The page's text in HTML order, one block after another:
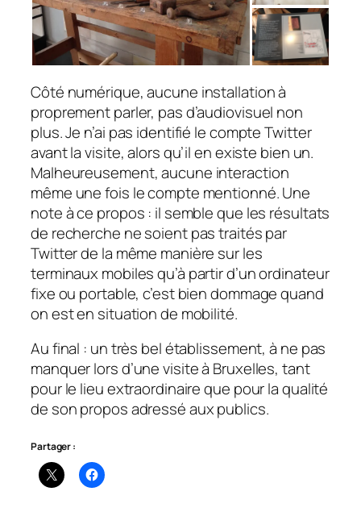
Côté numérique, aucune installation à
proprement parler, pas d’audiovisuel non
plus. Je n’ai pas identifié le compte Twitter
avant la visite, alors qu’il en existe bien un.
Malheureusement, aucune interaction
même une fois le compte mentionné. Une
note à ce propos : il semble que les résultats
de recherche ne soient pas traités par
Twitter de la même manière sur les
terminaux mobiles qu’à partir d’un ordinateur
fixe ou portable, c’est bien dommage quand
on est en situation de mobilité.
Au final : un très bel établissement, à ne pas
manquer lors d’une visite à Bruxelles, tant
pour le lieu extraordinaire que pour la qualité
de son propos adressé aux publics.
Partager :